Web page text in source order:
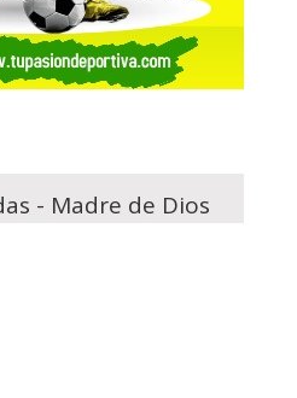
- Madre de Dios